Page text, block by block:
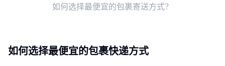
如何选择最便宜的包裹寄送方式？
如何选择最便宜的包裹快递方式